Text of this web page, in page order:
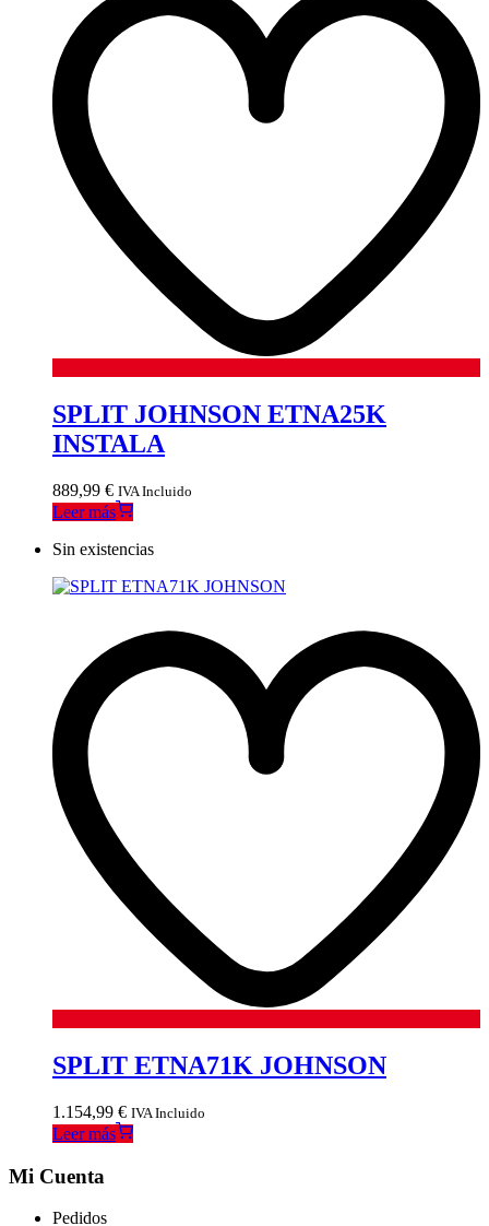
SPLIT JOHNSON ETNA25K
INSTALA
889,99 € IVA Incluido
Leer más
Sin existencias
SPLIT ETNA71K JOHNSON
1.154,99 € IVA Incluido
Leer más
Mi Cuenta
Pedidos